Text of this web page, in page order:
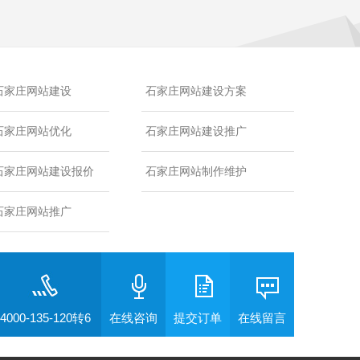
家庄网站建设
家庄网站优化
家庄网站建设报价
家庄网站推广
石家庄网站建设方案
石家庄网站建设推广
石家庄网站制作维护
4000-135-120转6 在线咨询 提交订单 在线留言